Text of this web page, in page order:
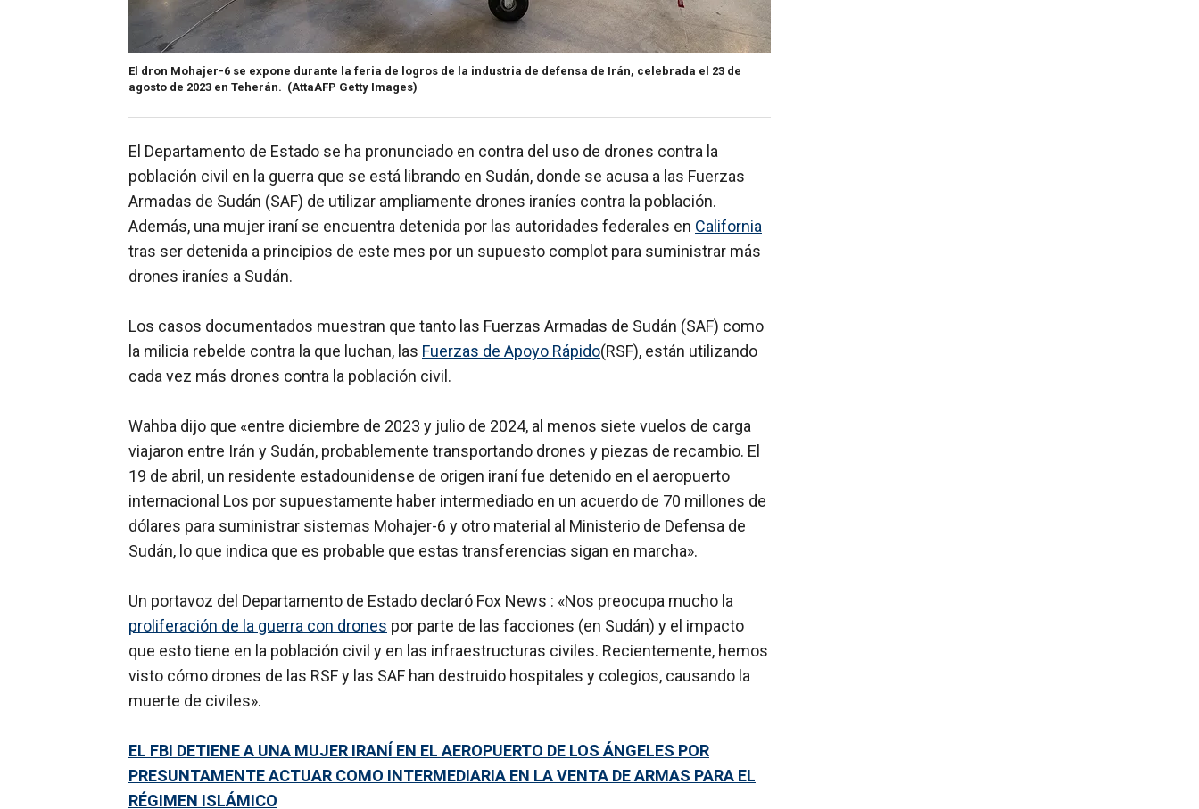
El dron Mohajer-6 se expone durante la feria de logros de la industria de defensa de Irán, celebrada el 23 de
agosto de 2023 en Teherán. (AttaAFP Getty Images)
El Departamento de Estado se ha pronunciado en contra del uso de drones contra la
población civil en la guerra que se está librando en Sudán, donde se acusa a las Fuerzas
Armadas de Sudán (SAF) de utilizar ampliamente drones iraníes contra la población.
Además, una mujer iraní se encuentra detenida por las autoridades federales en California
tras ser detenida a principios de este mes por un supuesto complot para suministrar más
drones iraníes a Sudán.
Los casos documentados muestran que tanto las Fuerzas Armadas de Sudán (SAF) como
la milicia rebelde contra la que luchan, las Fuerzas de Apoyo Rápido(RSF), están utilizando
cada vez más drones contra la población civil.
Wahba dijo que «entre diciembre de 2023 y julio de 2024, al menos siete vuelos de carga
viajaron entre Irán y Sudán, probablemente transportando drones y piezas de recambio. El
19 de abril, un residente estadounidense de origen iraní fue detenido en el aeropuerto
internacional Los por supuestamente haber intermediado en un acuerdo de 70 millones de
dólares para suministrar sistemas Mohajer-6 y otro material al Ministerio de Defensa de
Sudán, lo que indica que es probable que estas transferencias sigan en marcha».
Un portavoz del Departamento de Estado declaró Fox News : «Nos preocupa mucho la
proliferación de la guerra con drones por parte de las facciones (en Sudán) y el impacto
que esto tiene en la población civil y en las infraestructuras civiles. Recientemente, hemos
visto cómo drones de las RSF y las SAF han destruido hospitales y colegios, causando la
muerte de civiles».
EL FBI DETIENE A UNA MUJER IRANÍ EN EL AEROPUERTO DE LOS ÁNGELES POR
PRESUNTAMENTE ACTUAR COMO INTERMEDIARIA EN LA VENTA DE ARMAS PARA EL
RÉGIMEN ISLÁMICO